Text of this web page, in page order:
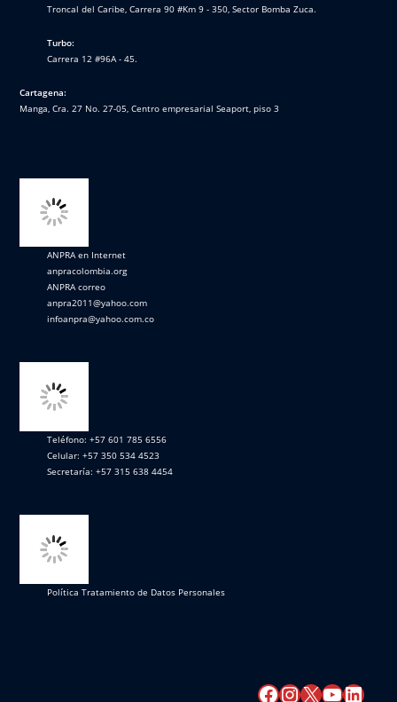
Troncal del Caribe, Carrera 90 #Km 9 - 350, Sector Bomba Zuca.
Turbo:
Carrera 12 #96A - 45.
Cartagena:
Manga, Cra. 27 No. 27-05, Centro empresarial Seaport, piso 3
ANPRA en Internet
anpracolombia.org
ANPRA correo
anpra2011@yahoo.com
infoanpra@yahoo.com.co
Teléfono: +57 601 785 6556
Celular: +57 350 534 4523
Secretaría: +57 315 638 4454
Política Tratamiento de Datos Personales